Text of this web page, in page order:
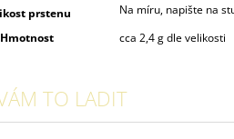
prstenu
Na míru, napište na
Hmotnost
cca 2,4 g dle velikosti
TO LADIT